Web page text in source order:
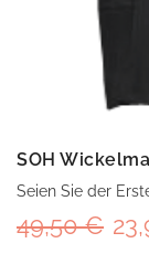
SOH
Seien Sie der
49,50 €